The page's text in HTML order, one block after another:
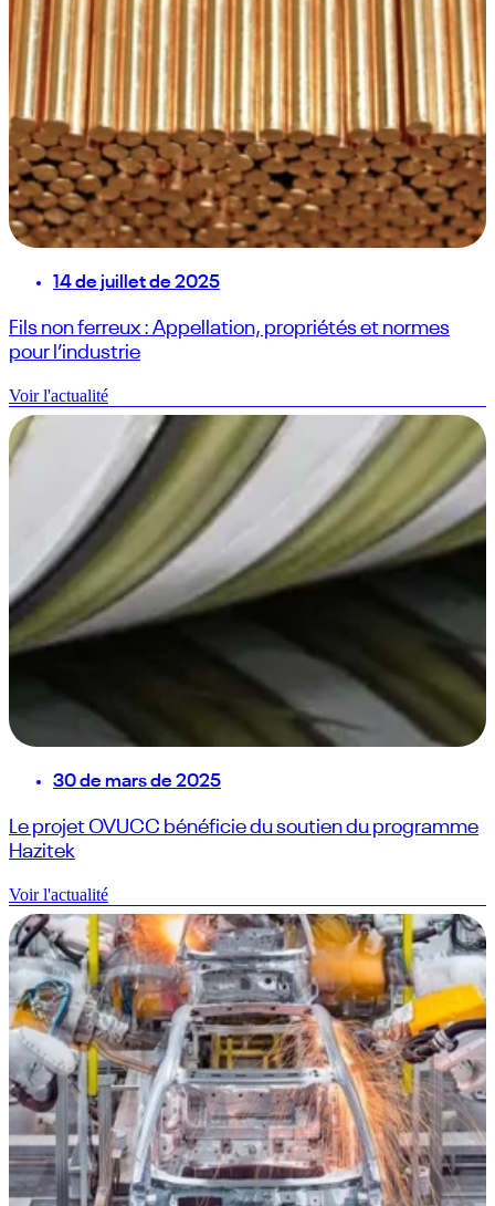
14 de juillet de 2025
Fils non ferreux : Appellation, propriétés et normes
pour l’industrie
Voir l'actualité
30 de mars de 2025
Le projet OVUCC bénéficie du soutien du programme
Hazitek
Voir l'actualité